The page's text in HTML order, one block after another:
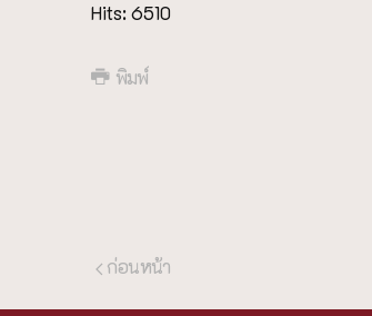
Hits: 6510
พิมพ์
ก่อนหน้า